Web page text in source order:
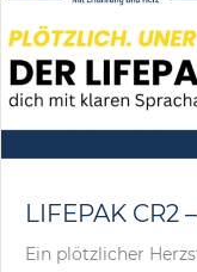
LIFEPAK
Ein plötzlicher